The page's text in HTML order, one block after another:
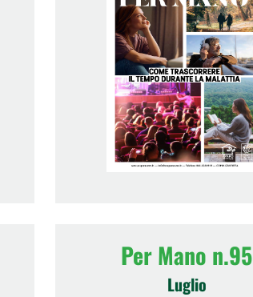
Per Mano n.95
Luglio